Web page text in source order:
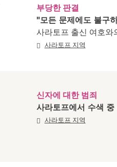
부당한 판결
"모든 문제에도 불구
사라토프 출신 여호와
사라토프 지역
신자에 대한 범죄
사라토프에서 수색
사라토프 지역